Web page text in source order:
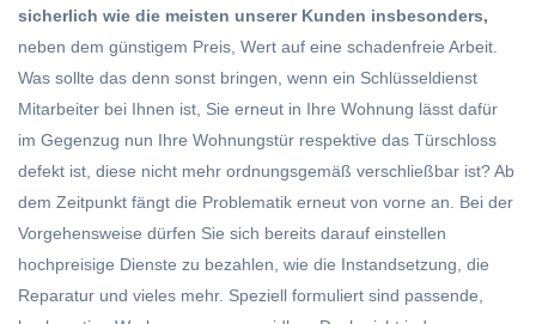
sicherlich wie die meisten unserer Kunden insbesonders,
neben dem günstigem Preis, Wert auf eine schadenfreie Arbeit.
Was sollte das denn sonst bringen, wenn ein Schlüsseldienst
Mitarbeiter bei Ihnen ist, Sie erneut in Ihre Wohnung lässt dafür
im Gegenzug nun Ihre Wohnungstür respektive das Türschloss
defekt ist, diese nicht mehr ordnungsgemäß verschließbar ist? Ab
dem Zeitpunkt fängt die Problematik erneut von vorne an. Bei der
Vorgehensweise dürfen Sie sich bereits darauf einstellen
hochpreisige Dienste zu bezahlen, wie die Instandsetzung, die
Reparatur und vieles mehr. Speziell formuliert sind passende,